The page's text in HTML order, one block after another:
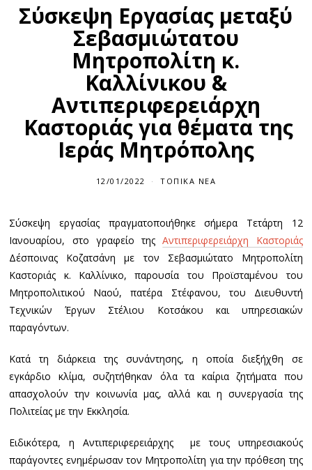
Σύσκεψη Εργασίας μεταξύ
Σεβασμιώτατου
Μητροπολίτη κ.
Καλλίνικου &
Αντιπεριφερειάρχη
Καστοριάς για θέματα της
Ιεράς Μητρόπολης
12/01/2022 ΤΟΠΙΚΆ ΝΈΑ
Σύσκεψη εργασίας πραγματοποιήθηκε σήμερα Τετάρτη 12
Ιανουαρίου, στο γραφείο τηςΑντιπεριφερειάρχη Καστοριάς
Δέσποινας Κοζατσάνη με τον Σεβασμιώτατο Μητροπολίτη
Καστοριάς κ. Καλλίνικο, παρουσία του Προϊσταμένου του
Μητροπολιτικού Ναού, πατέρα Στέφανου, του Διευθυντή
Τεχνικών Έργων Στέλιου Κοτσάκου και υπηρεσιακών
παραγόντων.
Κατά τη διάρκεια της συνάντησης, η οποία διεξήχθη σε
εγκάρδιο κλίμα, συζητήθηκαν όλα τα καίρια ζητήματα που
απασχολούν την κοινωνία μας, αλλά και η συνεργασία της
Πολιτείας με την Εκκλησία.
Ειδικότερα, η Αντιπεριφερειάρχης με τους υπηρεσιακούς
παράγοντες ενημέρωσαν τον Μητροπολίτη για την πρόθεση της